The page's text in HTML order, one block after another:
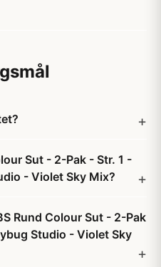
Sut - 2-Pak - Str. 1 -
- Violet Sky Mix?
Rund Colour Sut - 2-Pak
Studio - Violet Sky